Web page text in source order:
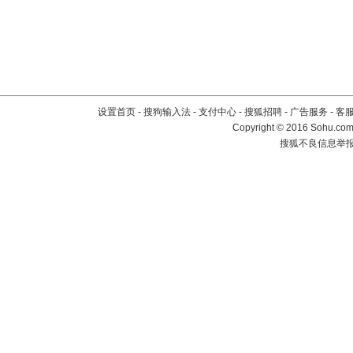
设置首页 - 搜狗输入法 - 支付中心 - 搜狐招聘 - 广告服务 - 客
Copyright©2016
搜狐不良信息举